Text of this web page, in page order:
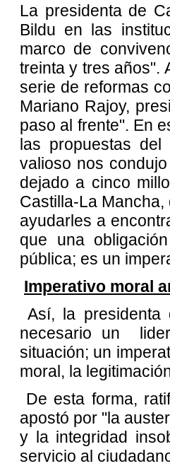
La presidenta de
Bildu en las
marco de
treinta y tres años".
serie de reformas
Mariano Rajoy,
paso al frente". En
las propuestas
valioso nos
dejado a cinco
Castilla-La
ayudarles a
que una
pública; es un
Imperativo moral
Así, la presidenta
necesario un
situación; un
moral, la
De esta forma,
apostó por "la
y la integridad
servicio al